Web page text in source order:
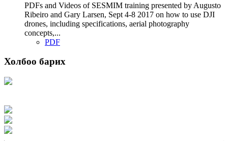
PDFs and Videos of SESMIM training presented by Augusto
Ribeiro and Gary Larsen, Sept 4-8 2017 on how to use DJI
drones, including specifications, aerial photography
concepts,...
PDF
Холбоо барих